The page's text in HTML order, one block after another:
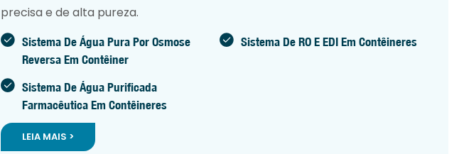
precisa e de alta pureza.
Sistema De Água Pura Por Osmose
Reversa Em Contêiner
Sistema De RO E EDI Em Contêineres
Sistema De Água Purificada
Farmacêutica Em Contêineres
LEIA MAIS >